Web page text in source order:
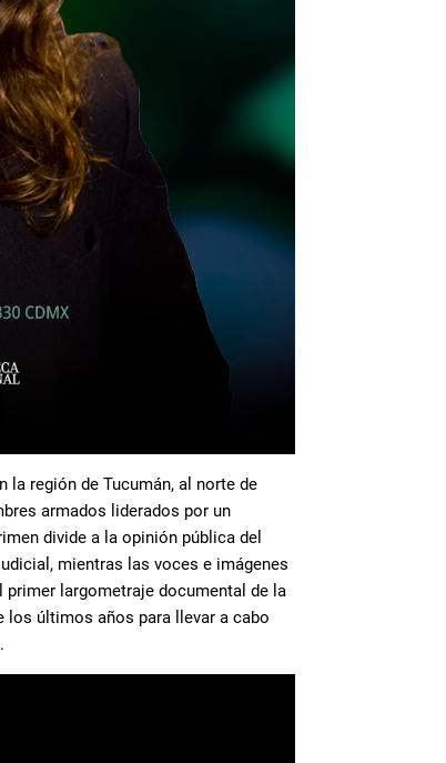
la región de Tucumán, al norte de
armados liderados por un
divide a la opinión pública del
mientras las voces e imágenes
primer largometraje documental de la
los últimos años para llevar a cabo